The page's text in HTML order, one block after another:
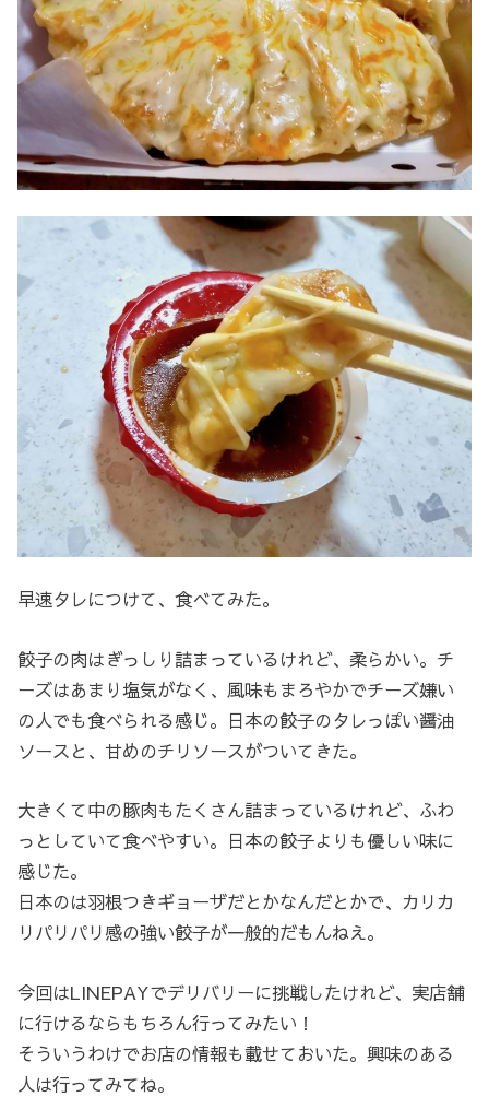
早速タレにつけて、食べてみた。
餃子の肉はぎっしり詰まっているけれど、柔らかい。チ
ーズはあまり塩気がなく、風味もまろやかでチーズ嫌い
の人でも食べられる感じ。日本の餃子のタレっぽい醤油
ソースと、甘めのチリソースがついてきた。
大きくて中の豚肉もたくさん詰まっているけれど、ふわ
っとしていて食べやすい。日本の餃子よりも優しい味に
感じた。
日本のは羽根つきギョーザだとかなんだとかで、カリカ
リパリパリ感の強い餃子が一般的だもんねえ。
今回はLINEPAYでデリバリーに挑戦したけれど、実店舗
に行けるならもちろん行ってみたい！
そういうわけでお店の情報も載せておいた。興味のある
人は行ってみてね。